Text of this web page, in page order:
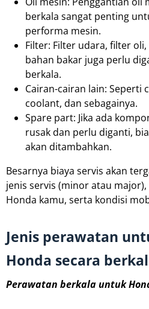
berkala sangat penting
performa mesin.
Filter: Filter udara, filter
bahan bakar juga perlu
berkala.
Cairan-cairan lain: Seperti
coolant, dan sebagainya.
Spare part: Jika ada
rusak dan perlu diganti,
akan ditambahkan.
Besarnya biaya servis akan
jenis servis (minor atau
Honda kamu, serta kondisi
Jenis perawatan
Honda secara
Perawatan berkala untuk